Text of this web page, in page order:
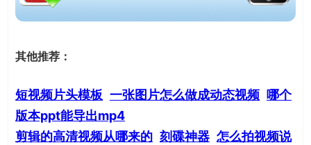
其他推荐：
短视频片头模板 一张图片怎么做成动态视频 哪个
版本ppt能导出mp4
剪辑的高清视频从哪来的 刻碟神器 怎么拍视频说